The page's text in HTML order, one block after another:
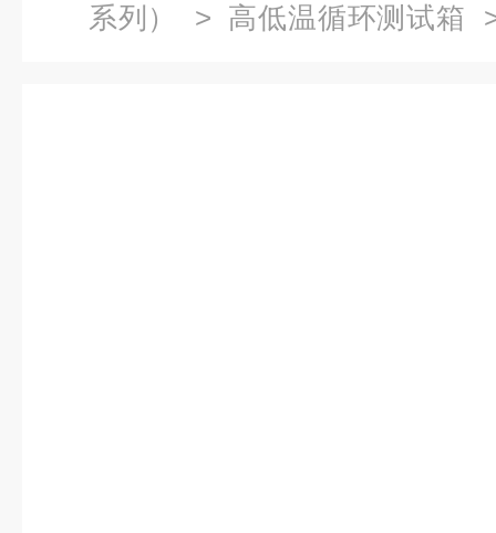
系列）
> 高低温循环测试箱